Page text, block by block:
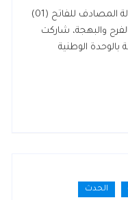
في إطار الاحتفال باليوم العالمي للطفولة المصادف للفاتح (01)
والبهجة، شاركت
بالوحدة الوطنية
الحدث